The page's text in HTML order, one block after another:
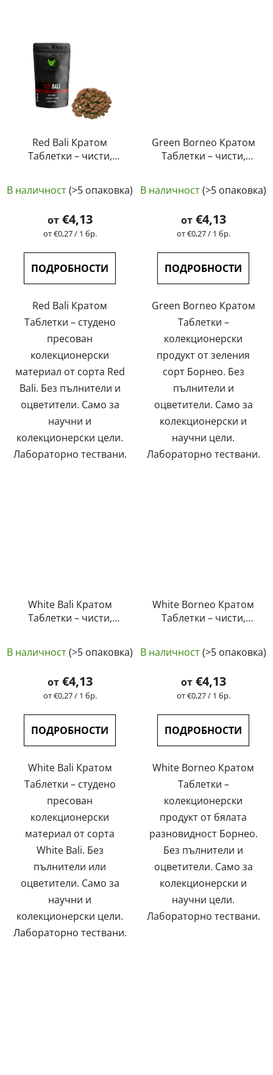
Red Bali Кратом
Таблетки – чисти,
тествани | GreenGuru
В наличност(>5 опаковка)
от€4,13
Измерване
цената:
от €0,27 / 1 бр.
ПОДРОБНОСТИ
Red Bali Кратом
Таблетки – студено
пресован
колекционерски
материал от сорта Red
Bali. Без пълнители и
оцветители. Само за
научни и
колекционерски цели.
Лабораторно тествани.
Green Borneo Кратом
Таблетки – чисти,
тествани | GreenGuru
В наличност(>5 опаковка)
от€4,13
Измерване
цената:
от €0,27 / 1 бр.
ПОДРОБНОСТИ
Green Borneo Кратом
Таблетки –
колекционерски
продукт от зеления
сорт Борнео. Без
пълнители и
оцветители. Само за
колекционерски и
научни цели.
Лабораторно тествани.
White Bali Кратом
Таблетки – чисти,
тествани | GreenGuru
В наличност(>5 опаковка)
от€4,13
Измерване
цената:
от €0,27 / 1 бр.
ПОДРОБНОСТИ
White Bali Кратом
Таблетки – студено
пресован
колекционерски
материал от сорта
White Bali. Без
пълнители или
оцветители. Само за
научни и
колекционерски цели.
Лабораторно тествани.
White Borneo Кратом
Таблетки – чисти,
тествани | GreenGuru
В наличност(>5 опаковка)
от€4,13
Измерване
цената:
от €0,27 / 1 бр.
ПОДРОБНОСТИ
White Borneo Кратом
Таблетки –
колекционерски
продукт от бялата
разновидност Борнео.
Без пълнители и
оцветители. Само за
колекционерски и
научни цели.
Лабораторно тествани.